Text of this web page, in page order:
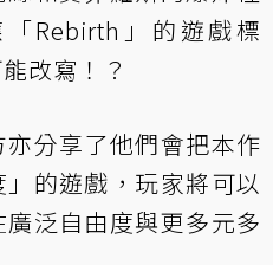
Rebirth」的遊戲標
改寫！？
分享了他們會把本作
的遊戲，玩家將可以
泛自由度與更多元多